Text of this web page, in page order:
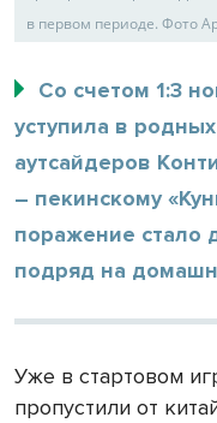
в первом периоде. Фото
Со счетом 1:3
уступила в
аутсайдеров
– пекинскому
поражение стало
подряд на
Уже в стартовом
пропустили от